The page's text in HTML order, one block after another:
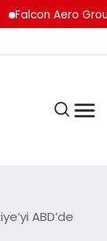
Aero Group,
ABD’de